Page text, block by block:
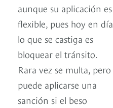
aunque su aplicación es
flexible, pues hoy en día
lo que se castiga es
bloquear el tránsito.
Rara vez se multa, pero
puede aplicarse una
sanción si el beso